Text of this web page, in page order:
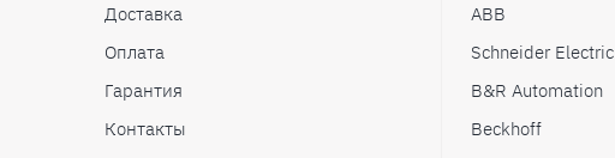
Доставка
Оплата
Гарантия
Контакты
ABB
Schneider Electric
B&R Automation
Beckhoff